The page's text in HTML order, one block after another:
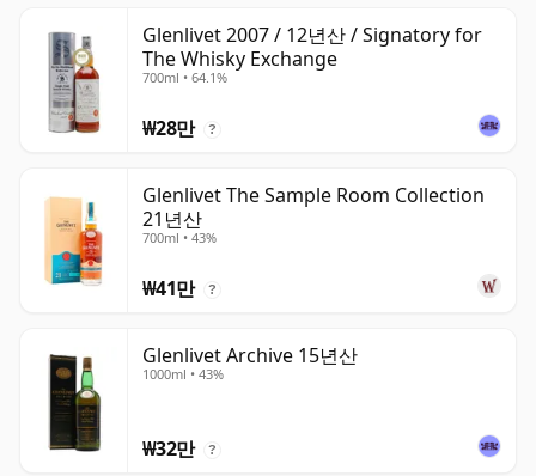
Glenlivet 2007 / 12년산 / Signatory for
The Whisky Exchange
700ml • 64.1%
₩28만 ?
Glenlivet The Sample Room Collection
21년산
700ml • 43%
₩41만 ?
Glenlivet Archive 15년산
1000ml • 43%
₩32만 ?